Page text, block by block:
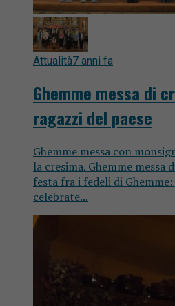
Attualità7 anni fa
Ghemme messa di
ragazzi del paese
Ghemme messa con
la cresima. Ghemme messa
festa fra i fedeli di
celebrate...